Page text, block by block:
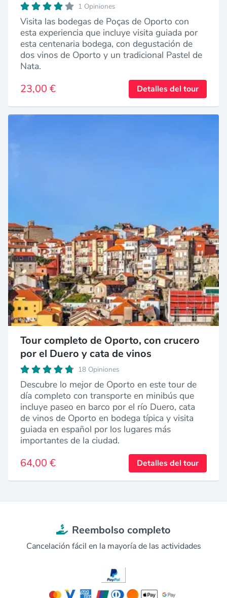
1 Opiniones
Visita las bodegas de Poças de Oporto con
esta experiencia que incluye visita guiada por
esta centenaria bodega, con degustación de
dos vinos de Oporto y un tradicional Pastel de
Nata.
23,00 € Detalles del tour
Tour completo de Oporto, con crucero
por el Duero y cata de vinos
18 Opiniones
Descubre lo mejor de Oporto en este tour de
día completo con transporte en minibús que
incluye paseo en barco por el río Duero, cata
de vinos de Oporto en bodega típica y visita
guiada en español por los lugares más
importantes de la ciudad.
64,00 € Detalles del tour
Reembolso completo
Cancelación fácil en la mayoría de las actividades